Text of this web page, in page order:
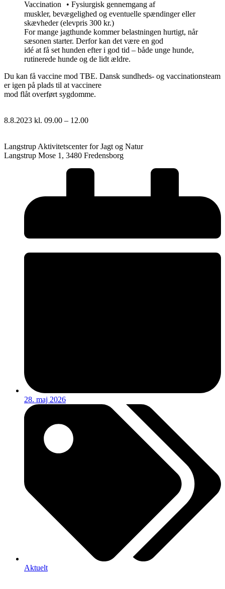
Vaccination • Fysiurgisk gennemgang af
muskler, bevægelighed og eventuelle spændinger eller
skævheder (elevpris 300 kr.)
For mange jagthunde kommer belastningen hurtigt, når
sæsonen starter. Derfor kan det være en god
idé at få set hunden efter i god tid – både unge hunde,
rutinerede hunde og de lidt ældre.
Du kan få vaccine mod TBE. Dansk sundheds- og vaccinationsteam
er igen på plads til at vaccinere
mod flåt overført sygdomme.
8.8.2023 kl. 09.00 – 12.00
Langstrup Aktivitetscenter for Jagt og Natur
Langstrup Mose 1, 3480 Fredensborg
28. maj 2026
Aktuelt